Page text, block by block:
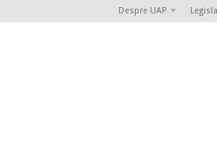
Despre UAP